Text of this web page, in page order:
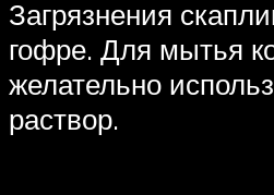
Загрязнения
гофре. Для мытья
желательно
раствор.